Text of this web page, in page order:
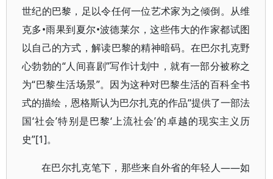
世纪的巴黎，足以令任何一位艺术家为之倾倒。从维
克多•雨果到夏尔•波德莱尔，这些伟大的作家都试图
以自己的方式，解读巴黎的精神暗码。在巴尔扎克野
心勃勃的“人间喜剧”写作计划中，就有一部分被称之
为“巴黎生活场景”。因为这种对巴黎生活的百科全书
式的描绘，恩格斯认为巴尔扎克的作品“提供了一部法
国‘社会’特别是巴黎‘上流社会’的卓越的现实主义历
史”[1]。
在巴尔扎克笔下，那些来自外省的年轻人——如